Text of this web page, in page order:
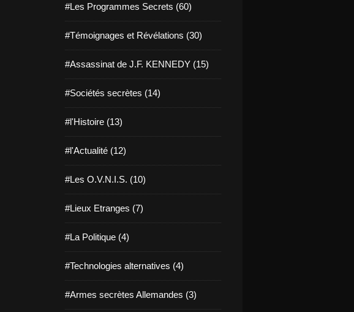
#Les Programmes Secrets (60)
#Témoignages et Révélations (30)
#Assassinat de J.F. KENNEDY (15)
#Sociétés secrètes (14)
#l'Histoire (13)
#l'Actualité (12)
#Les O.V.N.I.S. (10)
#Lieux Etranges (7)
#La Politique (4)
#Technologies alternatives (4)
#Armes secrètes Allemandes (3)